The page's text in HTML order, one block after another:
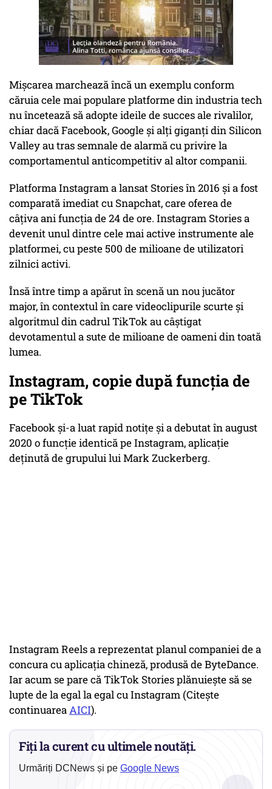
Mişcarea marchează încă un exemplu conform
căruia cele mai populare platforme din industria tech
nu încetează să adopte ideile de succes ale rivalilor,
chiar dacă Facebook, Google şi alţi giganţi din Silicon
Valley au tras semnale de alarmă cu privire la
comportamentul anticompetitiv al altor companii.
Platforma Instagram a lansat Stories în 2016 şi a fost
comparată imediat cu Snapchat, care oferea de
câţiva ani funcţia de 24 de ore. Instagram Stories a
devenit unul dintre cele mai active instrumente ale
platformei, cu peste 500 de milioane de utilizatori
zilnici activi.
Însă între timp a apărut în scenă un nou jucător
major, în contextul în care videoclipurile scurte şi
algoritmul din cadrul TikTok au câştigat
devotamentul a sute de milioane de oameni din toată
lumea.
Instagram, copie după funcția de
pe TikTok
Facebook şi-a luat rapid notiţe şi a debutat în august
2020 o funcţie identică pe Instagram, aplicaţie
deţinută de grupului lui Mark Zuckerberg.
Instagram Reels a reprezentat planul companiei de a
concura cu aplicaţia chineză, produsă de ByteDance.
Iar acum se pare că TikTok Stories plănuieşte să se
lupte de la egal la egal cu Instagram (Citește
continuareaAICI).
Fiți la curent cu ultimele noutăți.
Urmăriți DCNews și pe Google News